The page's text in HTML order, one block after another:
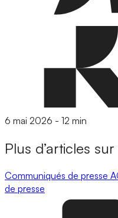
6 mai 2026 - 12 min
Plus d’articles
Communiqués de presse
de presse